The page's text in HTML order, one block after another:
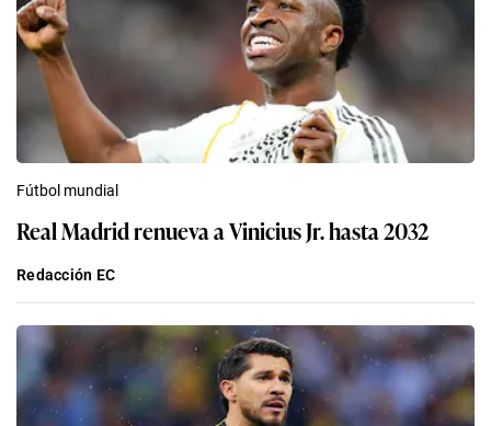
Fútbol mundial
Real Madrid renueva a Vinicius Jr. hasta 2032
Redacción EC